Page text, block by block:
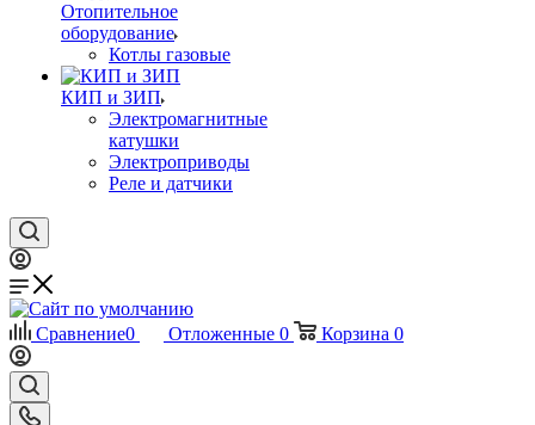
Отопительное
оборудование
Котлы газовые
КИП и ЗИП
Электромагнитные
катушки
Электроприводы
Реле и датчики
Сравнение0 Отложенные 0 Корзина 0